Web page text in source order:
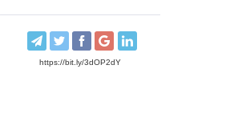
https://bit.ly/3dOP2dY